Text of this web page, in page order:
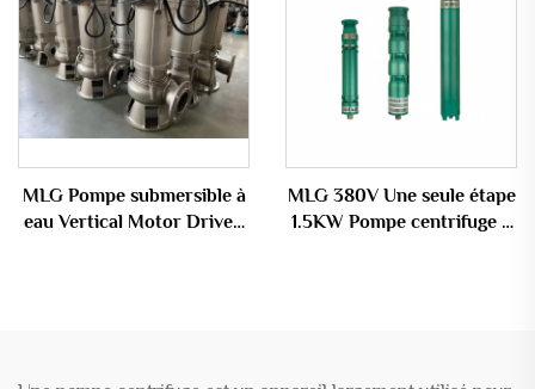
MLG Pompe submersible à
eau Vertical Motor Driven
MLG 380V Une seule étape
1.5KW Pompe centrifuge à